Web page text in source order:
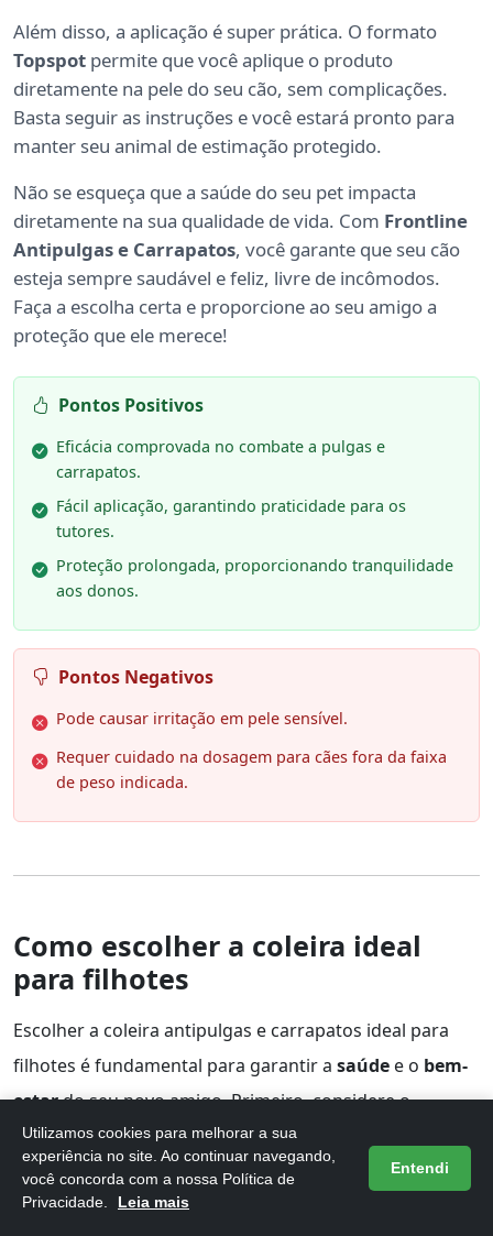
Além disso, a aplicação é super prática. O formato
Topspot permite que você aplique o produto
diretamente na pele do seu cão, sem complicações.
Basta seguir as instruções e você estará pronto para
manter seu animal de estimação protegido.
Não se esqueça que a saúde do seu pet impacta
diretamente na sua qualidade de vida. Com Frontline
Antipulgas e Carrapatos, você garante que seu cão
esteja sempre saudável e feliz, livre de incômodos.
Faça a escolha certa e proporcione ao seu amigo a
proteção que ele merece!
Pontos Positivos
Eficácia comprovada no combate a pulgas e
carrapatos.
Fácil aplicação, garantindo praticidade para os
tutores.
Proteção prolongada, proporcionando tranquilidade
aos donos.
Pontos Negativos
Pode causar irritação em pele sensível.
Requer cuidado na dosagem para cães fora da faixa
de peso indicada.
Como escolher a coleira ideal
para filhotes
Escolher a coleira antipulgas e carrapatos ideal para
filhotes é fundamental para garantir a saúde e o bem-
estardo seu novo amigo. Primeiro, considere o
tamanhoda coleira, que deve ser ajustável para
acomodar o crescimento do filhote, sem apertar
demais o pescoço.
Utilizamos cookies para melhorar a sua
experiência no site. Ao continuar navegando,
você concorda com a nossa Política de
Privacidade.
Leia mais
Entendi